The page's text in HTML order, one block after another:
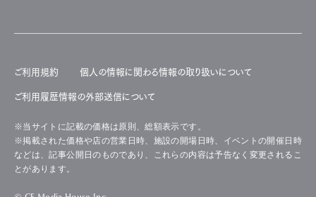
ご利用規約 個人の情報に関わる情報の取り扱いについて
ご利用履歴情報の外部送信について
※当サイトに記載の価格は原則、総額表示です。
※掲載された価格や店の営業日時、施設の開場日時、イベントの開催日時
などは、記事公開日のものであり、これらの内容は予告なく変更されるこ
とがあります。